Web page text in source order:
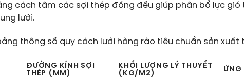
cách tâm các sợi thép đồng đều giúp phân bổ lực
lưới.
thông số quy cách lưới hàng rào tiêu chuẩn sản xuất
ĐƯỜNG KÍNH SỢI
THÉP (MM)
KHỐI LƯỢNG LÝ THUYẾT
(KG/M2)
ỨNG